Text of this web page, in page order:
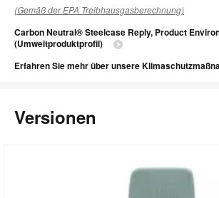
(Gemäß der EPA Treibhausgasberechnung)
Carbon Neutral® Steelcase Reply, Product
(Umweltproduktprofil)
Erfahren Sie mehr über unsere
Versionen